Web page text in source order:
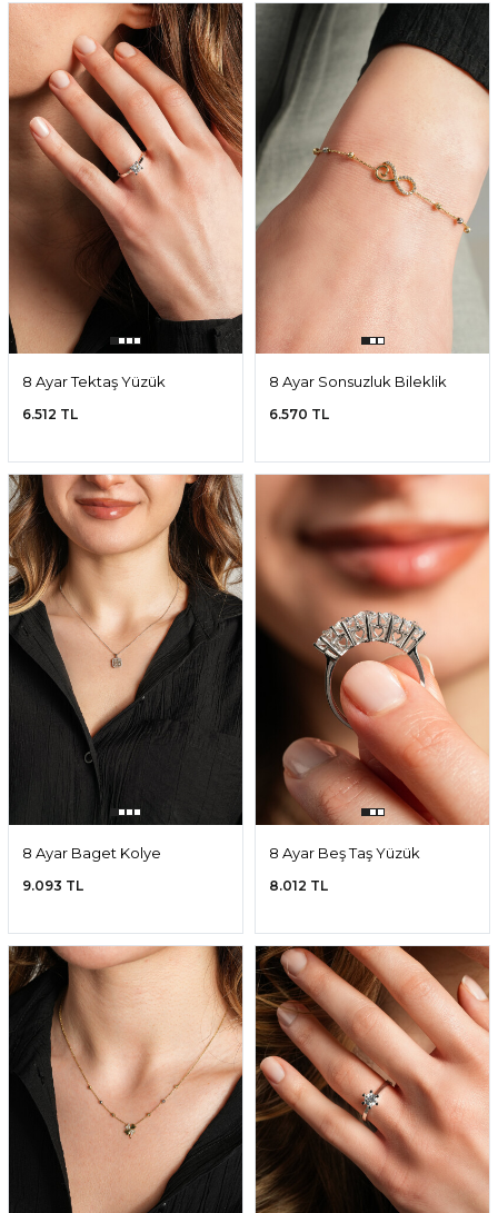
8 Ayar Tektaş Yüzük
6.512 TL
8 Ayar Sonsuzluk Bileklik
6.570 TL
8 Ayar Baget Kolye
9.093 TL
8 Ayar Beş Taş Yüzük
8.012 TL